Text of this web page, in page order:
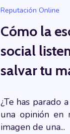
Reputación Online
Cómo la
social
salvar tu
¿Te has parado
una opinión en
imagen de una...